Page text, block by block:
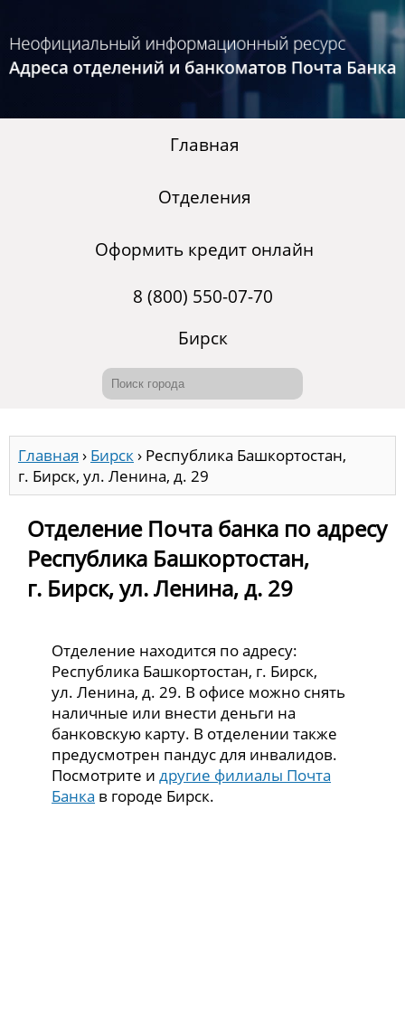
Главная
Отделения
Оформить кредит онлайн
8 (800) 550-07-70
Бирск
Главная › Бирск› Республика Башкортостан,
г. Бирск, ул. Ленина, д. 29
Отделение Почта банка по адресу
Республика Башкортостан,
г. Бирск, ул. Ленина, д. 29
Отделение находится по адресу:
Республика Башкортостан, г. Бирск,
ул. Ленина, д. 29. В офисе можно снять
наличные или внести деньги на
банковскую карту. В отделении также
предусмотрен пандус для инвалидов.
Посмотрите идругие филиалы Почта
Банка в городе Бирск.